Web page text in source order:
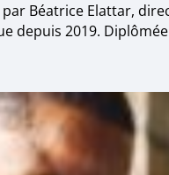
Béatrice Elattar,
depuis 2019.